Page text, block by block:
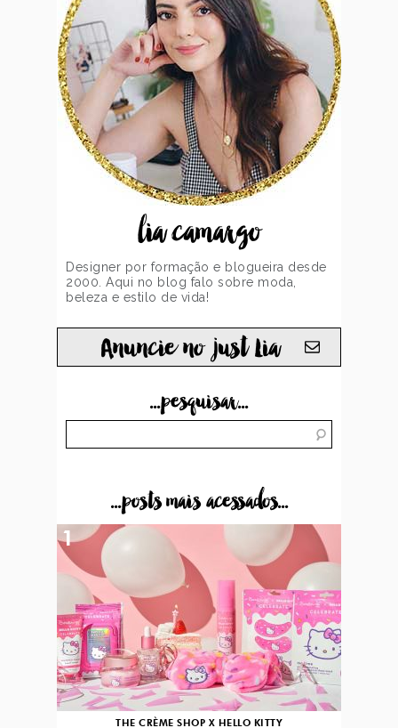
lia camargo
Designer por formação e blogueira desde
2000. Aqui no blog falo sobre moda,
beleza e estilo de vida!
Anuncie no just Lia
...pesquisar...
...posts mais acessados...
THE CRÈME SHOP X HELLO KITTY
1